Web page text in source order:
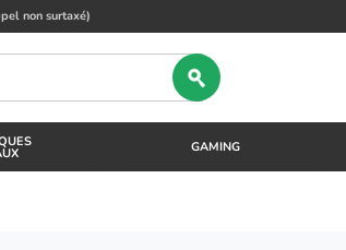
non surtaxé)
GAMING